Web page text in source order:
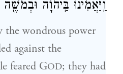
וַֽיַּאֲמִ֙ינוּ֙ בַּֽיהֹוָ֔ה וּבְמֹשֶׁ֖ה
the wondrous power
against the
feared GOD; they had